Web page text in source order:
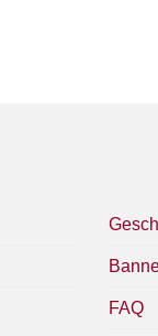
FAQ